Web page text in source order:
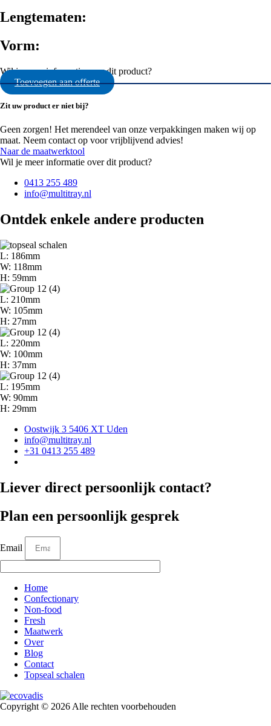
Lengtematen:
Vorm:
Wil je meer informatie over dit product?
Toevoegen aan offerte
Zit uw product er niet bij?
Geen zorgen! Het merendeel van onze verpakkingen maken wij op
maat. Neem contact op voor vrijblijvend advies!
Naar de maatwerktool
Wil je meer informatie over dit product?
0413 255 489
info@multitray.nl
Ontdek enkele andere producten
L: 186mm
W: 118mm
H: 59mm
L: 210mm
W: 105mm
H: 27mm
L: 220mm
W: 100mm
H: 37mm
L: 195mm
W: 90mm
H: 29mm
Oostwijk 3 5406 XT Uden
info@multitray.nl
+31 0413 255 489
Liever direct persoonlijk contact?
Plan een persoonlijk gesprek
Email
Home
Confectionary
Non-food
Fresh
Maatwerk
Over
Blog
Contact
Topseal schalen
Copyright © 2026 Alle rechten voorbehouden